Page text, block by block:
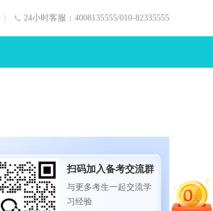
24小时客服：4008135555/010-82335555
扫码加入备考交流群
与更多考生一起交流学
习经验